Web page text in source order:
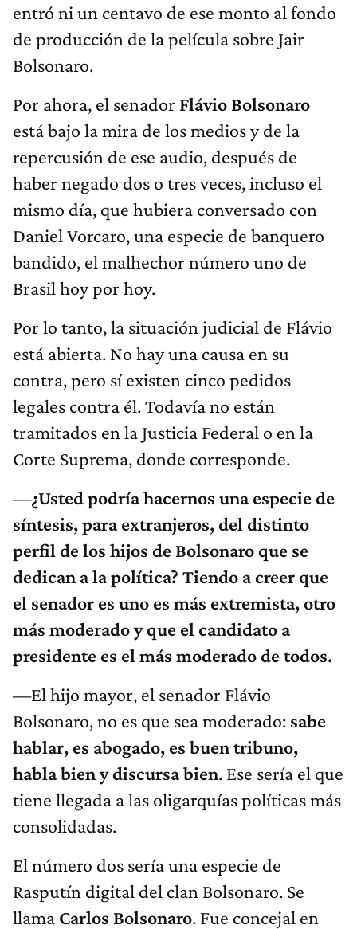
entró ni un centavo de ese monto al fondo
de producción de la película sobre Jair
Bolsonaro.
Por ahora, el senador Flávio Bolsonaro
está bajo la mira de los medios y de la
repercusión de ese audio, después de
haber negado dos o tres veces, incluso el
mismo día, que hubiera conversado con
Daniel Vorcaro, una especie de banquero
bandido, el malhechor número uno de
Brasil hoy por hoy.
Por lo tanto, la situación judicial de Flávio
está abierta. No hay una causa en su
contra, pero sí existen cinco pedidos
legales contra él. Todavía no están
tramitados en la Justicia Federal o en la
Corte Suprema, donde corresponde.
—¿Usted podría hacernos una especie de
síntesis, para extranjeros, del distinto
perfil de los hijos de Bolsonaro que se
dedican a la política? Tiendo a creer que
el senador es uno es más extremista, otro
más moderado y que el candidato a
presidente es el más moderado de todos.
—El hijo mayor, el senador Flávio
Bolsonaro, no es que sea moderado: sabe
hablar, es abogado, es buen tribuno,
habla bien y discursa bien. Ese sería el que
tiene llegada a las oligarquías políticas más
consolidadas.
El número dos sería una especie de
Rasputín digital del clan Bolsonaro. Se
llama Carlos Bolsonaro. Fue concejal en